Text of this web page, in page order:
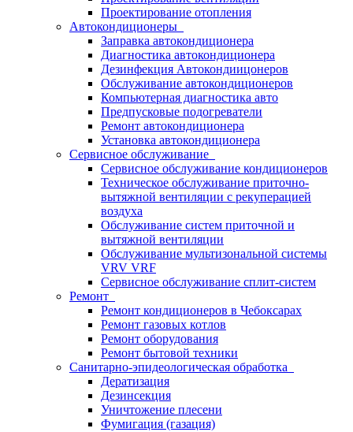
Проектирование отопления
Автокондиционеры
Заправка автокондиционера
Диагностика автокондиционера
Дезинфекция Автокондиицонеров
Обслуживание автокондиционеров
Компьютерная диагностика авто
Предпусковые подогреватели
Ремонт автокондиционера
Установка автокондиционера
Сервисное обслуживание
Сервисное обслуживание кондиционеров
Техническое обслуживание приточно-
вытяжной вентиляции с рекуперацией
воздуха
Обслуживание систем приточной и
вытяжной вентиляции
Обслуживание мультизональной системы
VRV VRF
Сервисное обслуживание сплит-систем
Ремонт
Ремонт кондиционеров в Чебоксарах
Ремонт газовых котлов
Ремонт оборудования
Ремонт бытовой техники
Санитарно-эпидеологическая обработка
Дератизация
Дезинсекция
Уничтожение плесени
Фумигация (газация)